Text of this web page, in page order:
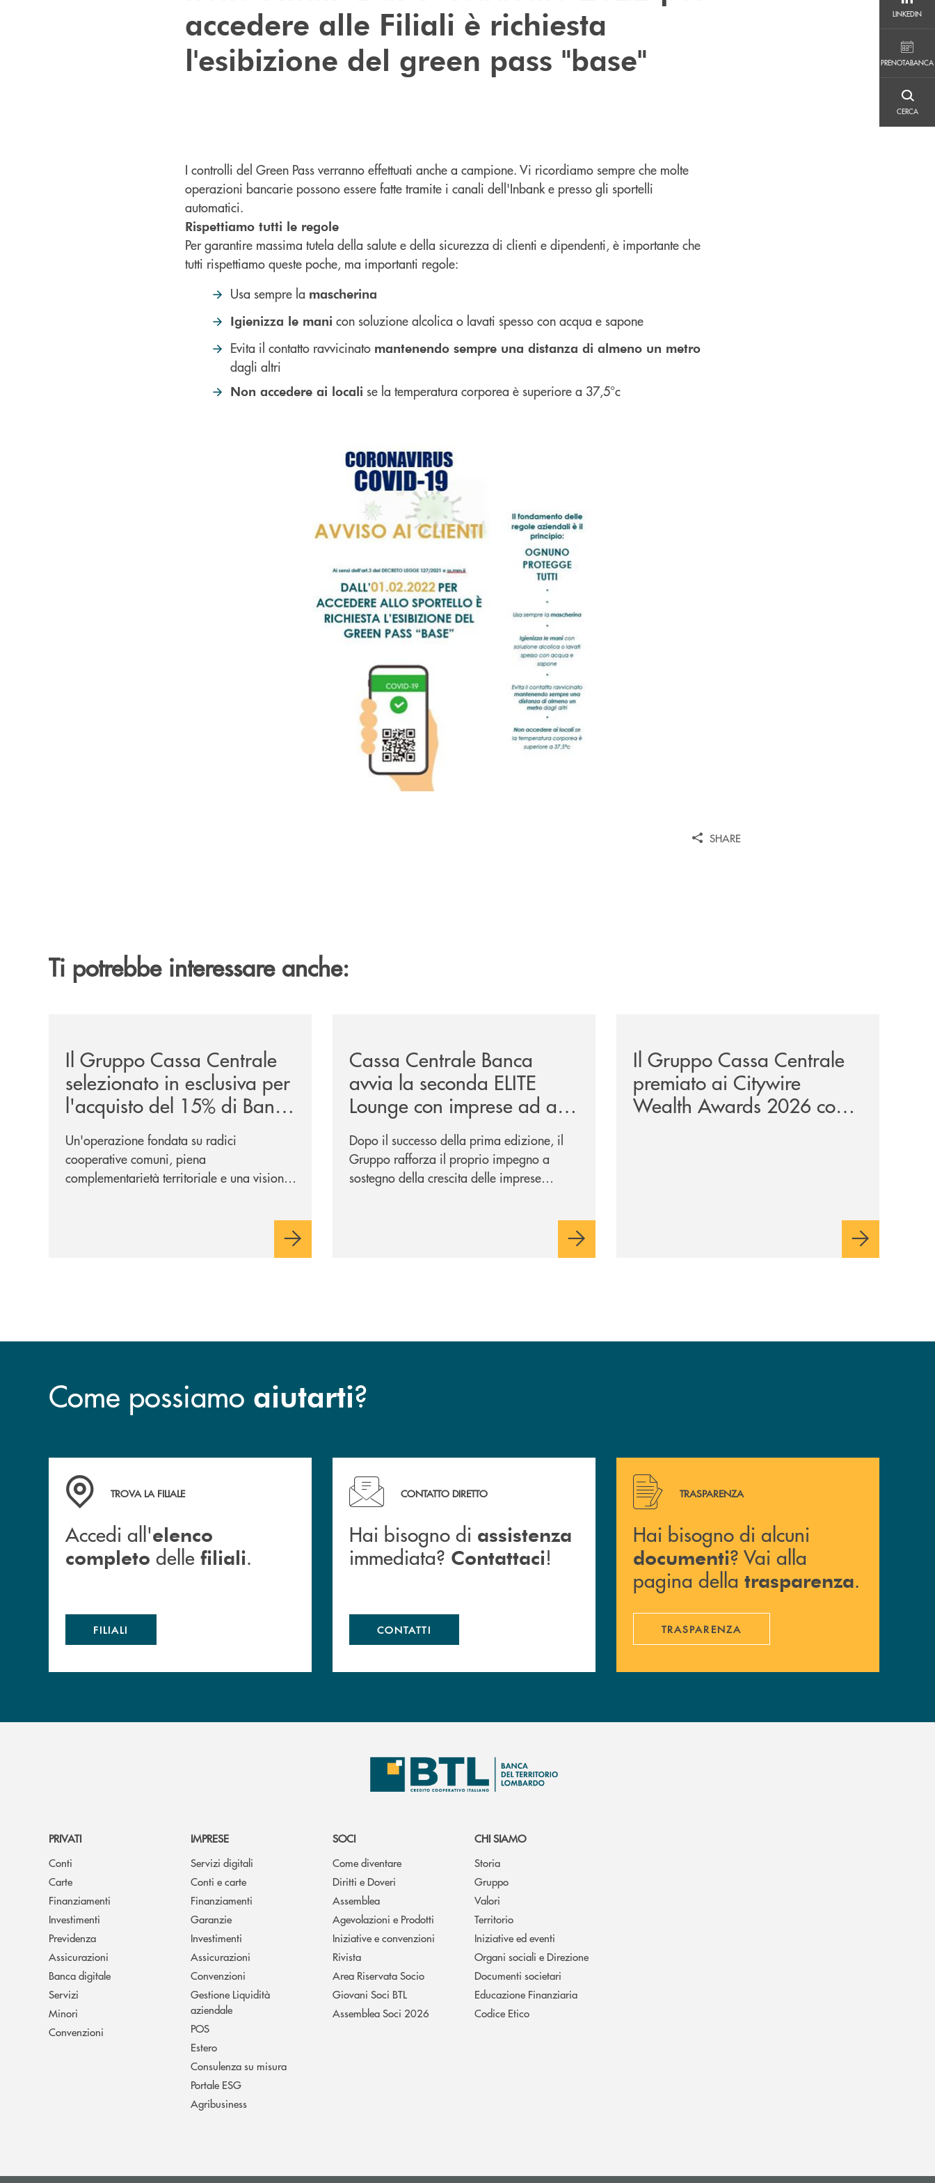
LINKEDIN
PRENOTABANCA
CERCA
accedere alle Filiali è richiesta
l'esibizione del green pass "base"
I controlli del Green Pass verranno effettuati anche a campione. Vi ricordiamo sempre che molte
operazioni bancarie possono essere fatte tramite i canali dell'Inbank e presso gli sportelli
automatici.
Rispettiamo tutti le regole
Per garantire massima tutela della salute e della sicurezza di clienti e dipendenti, è importante che
tutti rispettiamo queste poche, ma importanti regole:
Usa sempre la mascherina
Igienizza le mani con soluzione alcolica o lavati spesso con acqua e sapone
Evita il contatto ravvicinato mantenendo sempre una distanza di almeno un metro
dagli altri
Non accedere ai locali se la temperatura corporea è superiore a 37,5°c
SHARE
Ti potrebbe interessare anche:
Il Gruppo Cassa Centrale
selezionato in esclusiva per
l'acquisto del 15% di Banca
Cambiano 1884
Un'operazione fondata su radici
cooperative comuni, piena
complementarietà territoriale e una visione
Cassa Centrale Banca
avvia la seconda ELITE
Lounge con imprese ad alto
potenziale
Dopo il successo della prima edizione, il
Gruppo rafforza il proprio impegno a
sostegno della crescita delle imprese
Il Gruppo Cassa Centrale
premiato ai Citywire
Wealth Awards 2026 come
Come possiamo aiutarti?
Accedi all' elenco completo delle filiali .
TROVA LA FILIALE
Accedi all'elenco
completo delle filiali.
FILIALI
Hai bisogno di assistenza immediata? Contattaci !
CONTATTO DIRETTO
Hai bisogno di assistenza
immediata? Contattaci!
CONTATTI
Hai bisogno di alcuni documenti ? Vai alla pagina della
TRASPARENZA
Hai bisogno di alcuni
documenti? Vai alla
pagina della trasparenza.
TRASPARENZA
PRIVATI
Conti
Carte
Finanziamenti
Investimenti
Previdenza
Assicurazioni
Banca digitale
Servizi
Minori
Convenzioni
IMPRESE
Servizi digitali
Conti e carte
Finanziamenti
Garanzie
Investimenti
Assicurazioni
Convenzioni
Gestione Liquidità
aziendale
POS
Estero
Consulenza su misura
Portale ESG
Agribusiness
SOCI
Come diventare
Diritti e Doveri
Assemblea
Agevolazioni e Prodotti
Iniziative e convenzioni
Rivista
Area Riservata Socio
Giovani Soci BTL
Assemblea Soci 2026
CHI SIAMO
Storia
Gruppo
Valori
Territorio
Iniziative ed eventi
Organi sociali e Direzione
Documenti societari
Educazione Finanziaria
Codice Etico